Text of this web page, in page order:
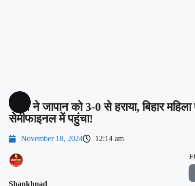
भारत ने जापान को 3-0 से हराया, बिहार
सेमीफाइनल में पहुंचा!
November 18, 2024 12:14 am
Shankhnad